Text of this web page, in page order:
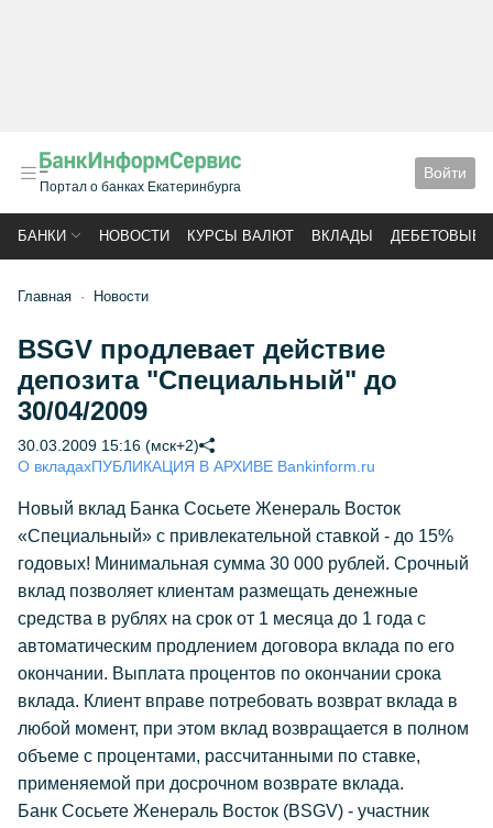
Портал о банках Екатеринбурга
Войти
БАНКИ НОВОСТИ КУРСЫ ВАЛЮТ ВКЛАДЫ ДЕБЕТОВЫЕ
Главная Новости
BSGV продлевает действие
депозита "Специальный" до
30/04/2009
30.03.2009 15:16 (мск+2)
О вкладахПУБЛИКАЦИЯ В АРХИВЕ Bankinform.ru
Новый вклад Банка Сосьете Женераль Восток
«Специальный» с привлекательной ставкой - до 15%
годовых! Минимальная сумма 30 000 рублей. Срочный
вклад позволяет клиентам размещать денежные
средства в рублях на срок от 1 месяца до 1 года с
автоматическим продлением договора вклада по его
окончании. Выплата процентов по окончании срока
вклада. Клиент вправе потребовать возврат вклада в
любой момент, при этом вклад возвращается в полном
объеме с процентами, рассчитанными по ставке,
применяемой при досрочном возврате вклада.
Банк Сосьете Женераль Восток (BSGV) - участник